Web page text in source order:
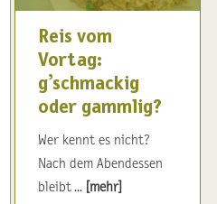
Reis vom
Vortag:
g’schmackig
oder gammlig?
Wer kennt es nicht?
Nach dem Abendessen
bleibt ... [mehr]